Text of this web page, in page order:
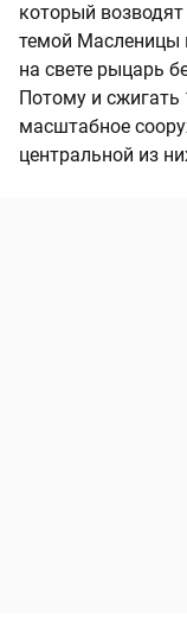
который
темой Масленицы
на свете рыцарь
Потому и
масштабное
центральной из